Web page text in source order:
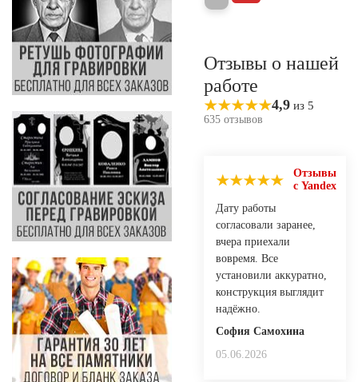
Отзывы о нашей
работе
4,9 из 5
635 отзывов
Отзывы
с Yandex
Дату работы
согласовали заранее,
вчера приехали
вовремя. Все
установили аккуратно,
конструкция выглядит
надёжно.
София Самохина
05.06.2026